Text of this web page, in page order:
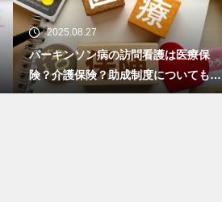
2025.08.27
ケアマネさんにおすすめの本2025最新
版｜今年これだけは読みたい5選